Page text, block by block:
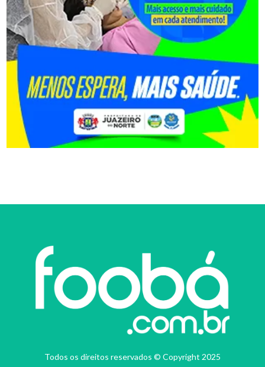
Todos os direitos reservados © Copyright 2025